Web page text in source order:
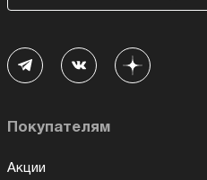
Покупателям
Акции